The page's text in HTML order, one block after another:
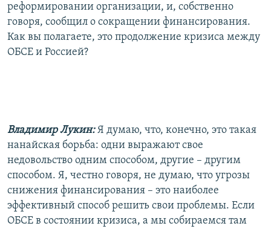
реформировании организации, и, собственно
говоря, сообщил о сокращении финансирования.
Как вы полагаете, это продолжение кризиса между
ОБСЕ и Россией?
Владимир Лукин:Я думаю, что, конечно, это такая
нанайская борьба: одни выражают свое
недовольство одним способом, другие – другим
способом. Я, честно говоря, не думаю, что угрозы
снижения финансирования – это наиболее
эффективный способ решить свои проблемы. Если
ОБСЕ в состоянии кризиса, а мы собираемся там